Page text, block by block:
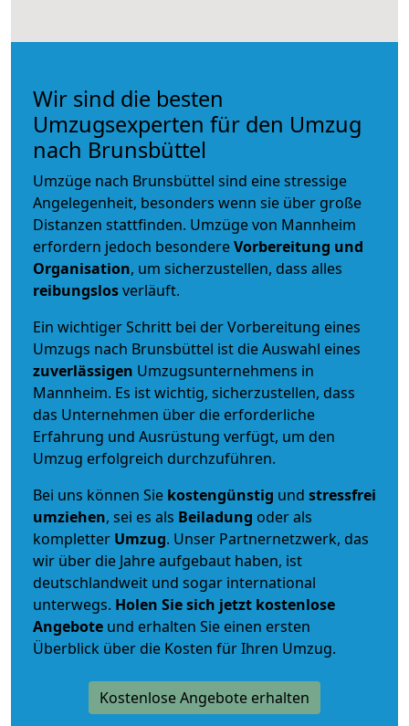
Wir sind die besten
Umzugsexperten für den Umzug
nach Brunsbüttel
Umzüge nach Brunsbüttel sind eine stressige
Angelegenheit, besonders wenn sie über große
Distanzen stattfinden. Umzüge von Mannheim
erfordern jedoch besondereVorbereitung und
Organisation, um sicherzustellen, dass alles
reibungslosverläuft.
Ein wichtiger Schritt bei der Vorbereitung eines
Umzugs nach Brunsbüttel ist die Auswahl eines
zuverlässigen Umzugsunternehmens in
Mannheim. Es ist wichtig, sicherzustellen, dass
das Unternehmen über die erforderliche
Erfahrung und Ausrüstung verfügt, um den
Umzug erfolgreich durchzuführen.
Bei uns können Sie kostengünstig und stressfrei
umziehen, sei es als Beiladung oder als
kompletter Umzug. Unser Partnernetzwerk, das
wir über die Jahre aufgebaut haben, ist
deutschlandweit und sogar international
unterwegs. Holen Sie sich jetzt kostenlose
Angebote und erhalten Sie einen ersten
Überblick über die Kosten für Ihren Umzug.
Kostenlose Angebote erhalten